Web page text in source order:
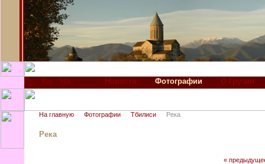
Новости Фотографии О Грузии
На главную Фотографии Тбилиси Река
Река
«